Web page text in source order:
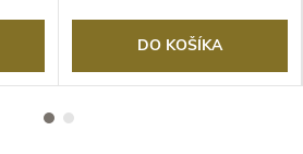
DO KOŠÍKA